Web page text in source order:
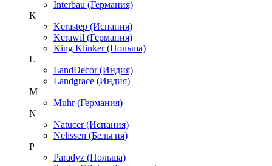
Interbau (Германия)
K
Kerastep (Испания)
Kerawil (Германия)
King Klinker (Польша)
L
LandDecor (Индия)
Landgrace (Индия)
M
Muhr (Германия)
N
Natucer (Испания)
Nelissen (Бельгия)
P
Paradyz (Польша)